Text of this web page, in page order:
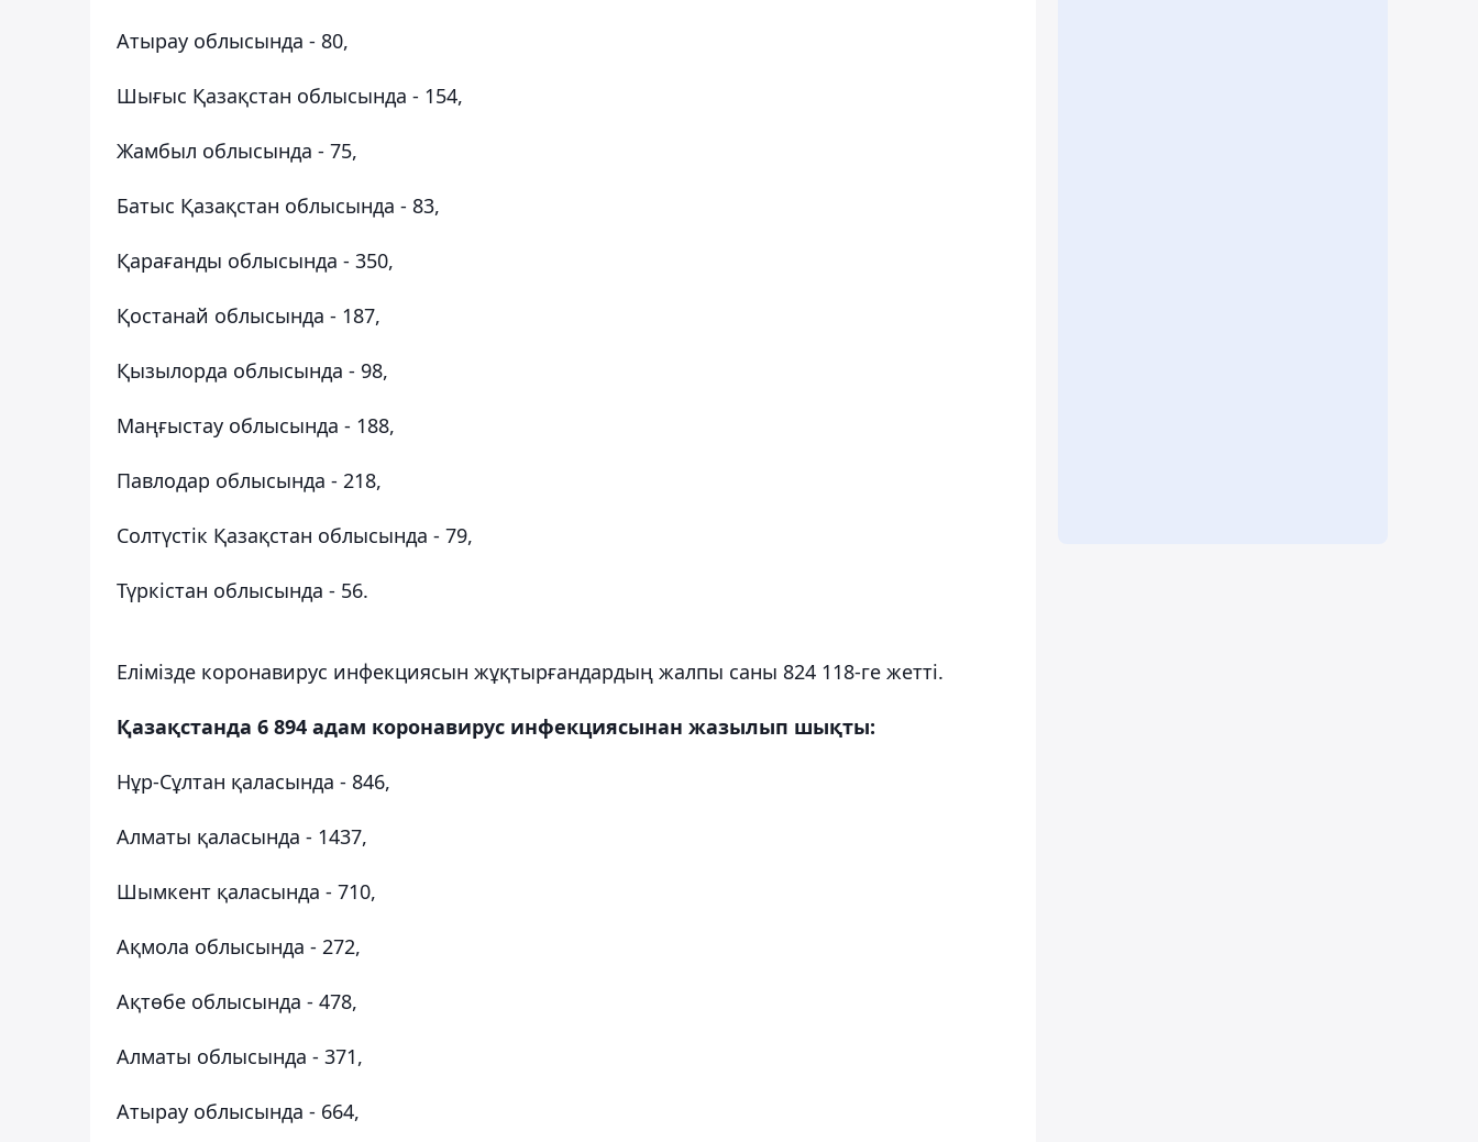
Атырау облысында - 80,
Шығыс Қазақстан облысында - 154,
Жамбыл облысында - 75,
Батыс Қазақстан облысында - 83,
Қарағанды облысында - 350,
Қостанай облысында - 187,
Қызылорда облысында - 98,
Маңғыстау облысында - 188,
Павлодар облысында - 218,
Солтүстік Қазақстан облысында - 79,
Түркістан облысында - 56.
Елімізде коронавирус инфекциясын жұқтырғандардың жалпы саны 824 118-ге жетті.
Қазақстанда 6 894 адам коронавирус инфекциясынан жазылып шықты:
Нұр-Сұлтан қаласында - 846,
Алматы қаласында - 1437,
Шымкент қаласында - 710,
Ақмола облысында - 272,
Ақтөбе облысында - 478,
Алматы облысында - 371,
Атырау облысында - 664,